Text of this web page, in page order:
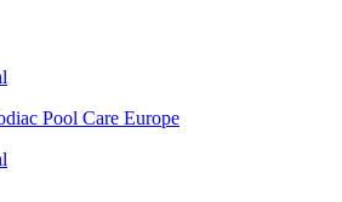
Pool Care Europe